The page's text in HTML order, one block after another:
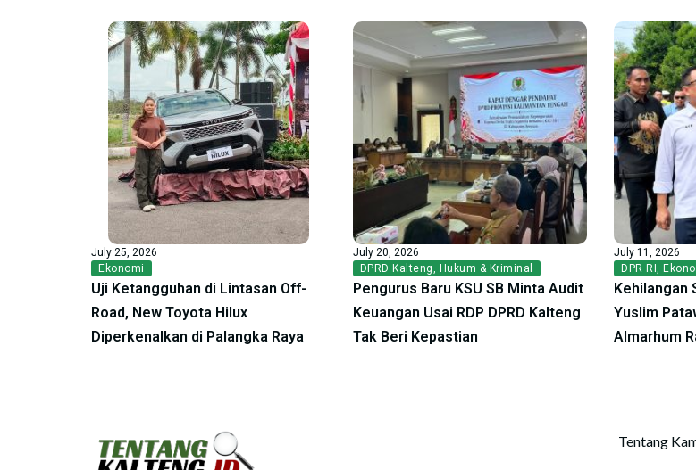
July 25, 2026
Ekonomi
Uji Ketangguhan di Lintasan Off-
Road, New Toyota Hilux
Diperkenalkan di Palangka Raya
July 20, 2026
DPRD Kalteng
Hukum & Kriminal
Pengurus Baru KSU SB Minta Audit
Keuangan Usai RDP DPRD Kalteng
Tak Beri Kepastian
July 11, 2026
DPR RI
Kehilangan
Yuslim
Almarhum
Tentang